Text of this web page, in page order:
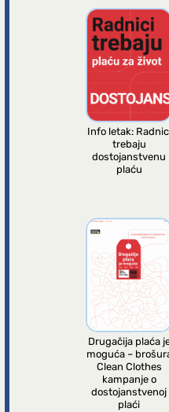
Info letak:
trebaju
dostojanstvenu
plaću
Drugačija plaća
moguća –
Clean Clothes
kampanje o
dostojanstvenoj
plaći